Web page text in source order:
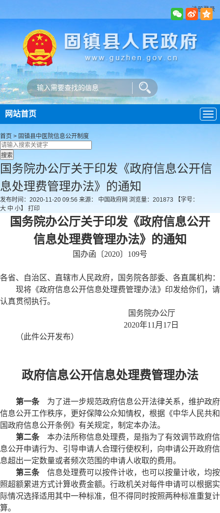
注册登录
导
航
网站首页
首页 > 固镇县中医院信息公开制度
国务院办公厅关于印发《政府信息公开信
息处理费管理办法》的通知
发布时间：2020-11-20 09:56 来源： 中国政府网 浏览量： 201873
【字号：
大 中 小】 打印
国务院办公厅关于印发《政府信息公开
信息处理费管理办法》的通知
国办函〔2020〕109号
各省、自治区、直辖市人民政府，国务院各部委、各直属机构：
现将《政府信息公开信息处理费管理办法》印发给你们，请
认真贯彻执行。
国务院办公厅
2020年11月17日
（此件公开发布）
政府信息公开信息处理费管理办法
第一条为了进一步规范政府信息公开法律关系，维护政府
信息公开工作秩序，更好保障公众知情权，根据《中华人民共和
国政府信息公开条例》有关规定，制定本办法。
第二条本办法所称信息处理费，是指为了有效调节政府信
息公开申请行为、引导申请人合理行使权利，向申请公开政府信
息超出一定数量或者频次范围的申请人收取的费用。
第三条信息处理费可以按件计收，也可以按量计收，均按
照超额累进方式计算收费金额。行政机关对每件申请可以根据实
际情况选择适用其中一种标准，但不得同时按照两种标准重复计
算。